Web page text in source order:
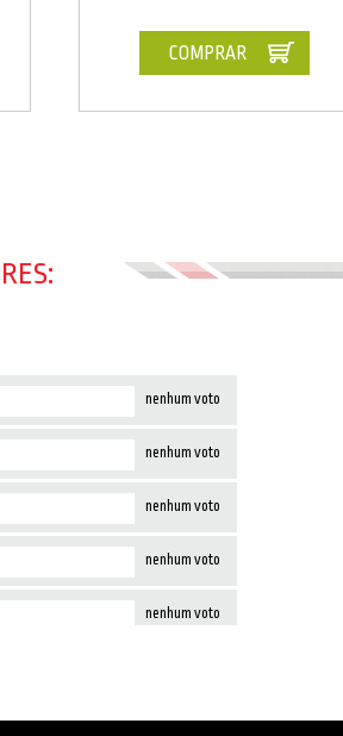
COMPRAR
nenhum voto
nenhum voto
nenhum voto
nenhum voto
nenhum voto